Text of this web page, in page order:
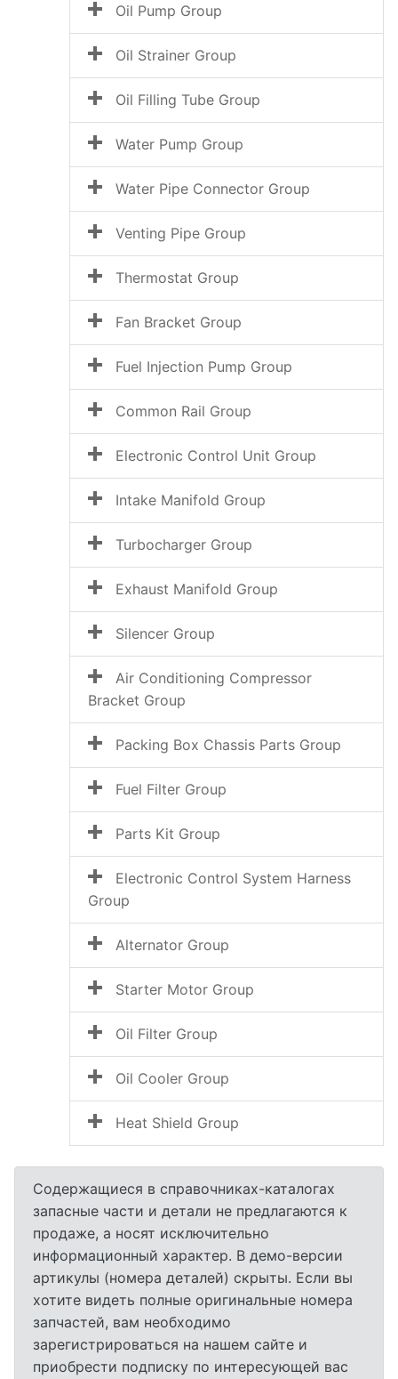
Oil Pump Group
Oil Strainer Group
Oil Filling Tube Group
Water Pump Group
Water Pipe Connector Group
Venting Pipe Group
Thermostat Group
Fan Bracket Group
Fuel Injection Pump Group
Common Rail Group
Electronic Control Unit Group
Intake Manifold Group
Turbocharger Group
Exhaust Manifold Group
Silencer Group
Air Conditioning Compressor
Bracket Group
Packing Box Chassis Parts Group
Fuel Filter Group
Parts Kit Group
Electronic Control System Harness
Group
Alternator Group
Starter Motor Group
Oil Filter Group
Oil Cooler Group
Heat Shield Group
Содержащиеся в справочниках-каталогах
запасные части и детали не предлагаются к
продаже, а носят исключительно
информационный характер. В демо-версии
артикулы (номера деталей) скрыты. Если вы
хотите видеть полные оригинальные номера
запчастей, вам необходимо
зарегистрироваться на нашем сайте и
приобрести подписку по интересующей вас